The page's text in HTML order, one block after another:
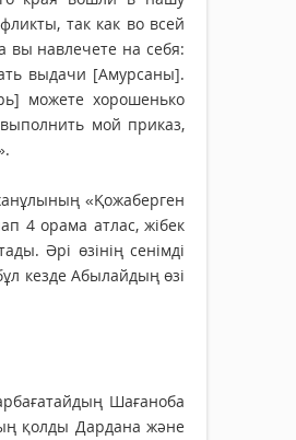
так как во всей
вы навлечете на себя:
выдачи [Амурсаны].
можете хорошенько
мой приказ,
«Қожаберген
4 орама атлас, жібек
Әрі өзінің сенімді
кезде Абылайдың өзі
Шағаноба
қолды Дардана және